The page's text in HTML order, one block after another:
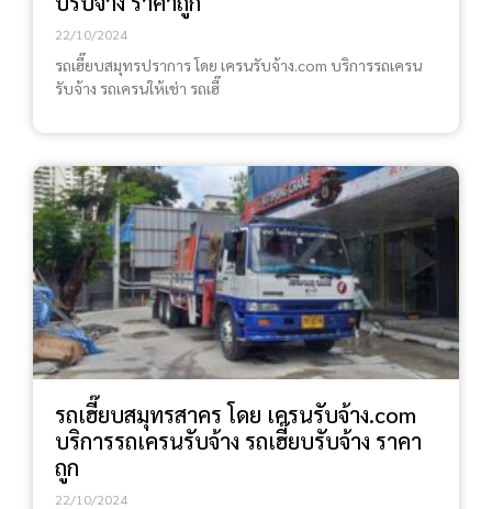
22/10/2024
รถเฮี๊ยบสมุทรปราการ โดย เครนรับจ้าง.com บริการรถเครน
รับจ้าง รถเครนให้เช่า รถเฮี๊
รถเฮี๊ยบสมุทรสาคร โดย เครนรับจ้าง.com
บริการรถเครนรับจ้าง รถเฮี๊ยบรับจ้าง ราคา
ถูก
22/10/2024